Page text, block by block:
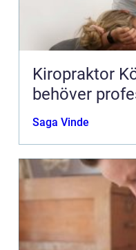
Kiropraktor
behöver
Saga Vinde